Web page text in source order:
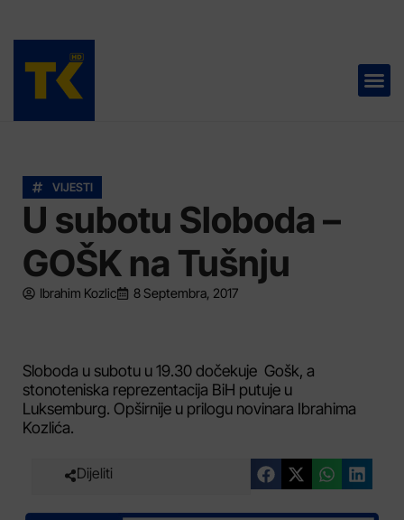
VIJESTI
U subotu Sloboda –
GOŠK na Tušnju
Ibrahim Kozlic 8 Septembra, 2017
Sloboda u subotu u 19.30 dočekuje Gošk, a
stonoteniska reprezentacija BiH putuje u
Luksemburg. Opširnije u prilogu novinara Ibrahima
Kozlića.
Dijeliti